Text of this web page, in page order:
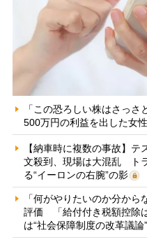
「この恐ろしい株はさっ
500万円の利益を出した女
【納車時に複数の事故】テ
文殺到、現場は大混乱 ト
る“イーロンの右腕”の影
「何がやりたいのか分か
評価 「給付付き税額控除
は“社会保障制度の改革議論